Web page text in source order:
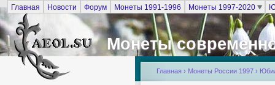
Главная Новости Форум Монеты 1991-1996 Монеты 1997-2020
Монеты
Главная › Монеты России 1997 ›